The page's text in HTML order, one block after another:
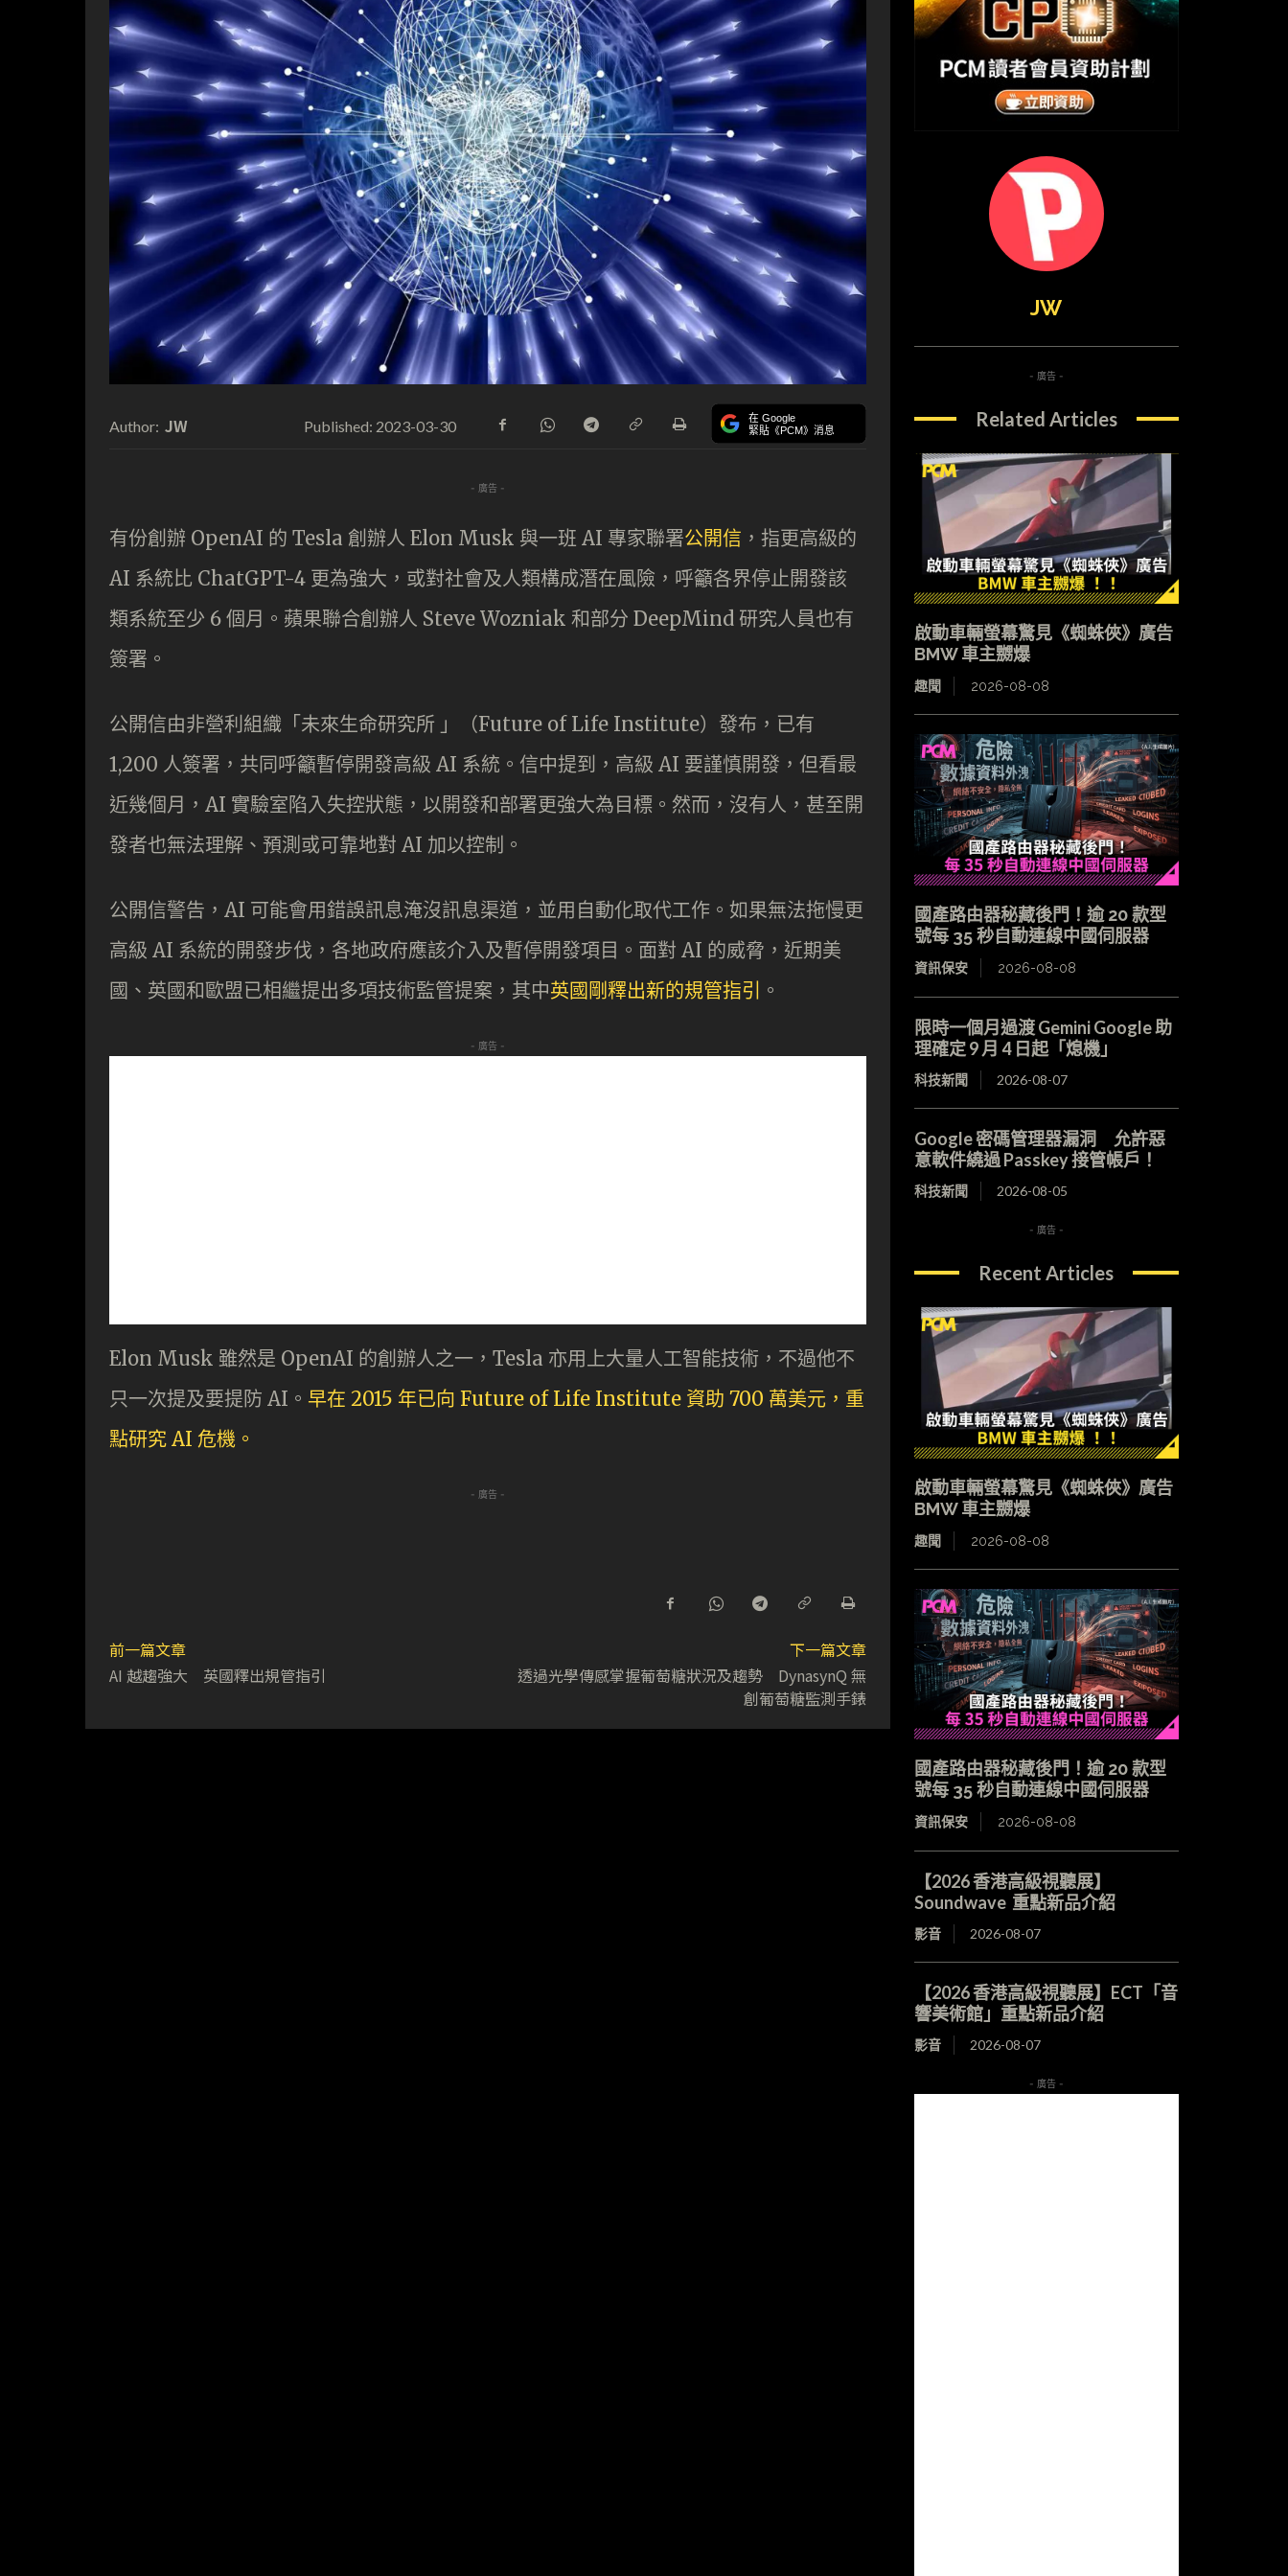
Author: JW Published: 2023-03-30 在 Google
緊貼《PCM》消息
- 廣告 -
有份創辦 OpenAI 的 Tesla 創辦人 Elon Musk 與一班 AI 專家聯署公開信 ，指更高級的
AI 系統比 ChatGPT-4 更為強大，或對社會及人類構成潛在風險，呼籲各界停止開發該
類系統至少 6 個月。蘋果聯合創辦人 Steve Wozniak 和部分 DeepMind 研究人員也有
簽署。
公開信由非營利組織「未來生命研究所 」（Future of Life Institute）發布，已有
1,200 人簽署，共同呼籲暫停開發高級 AI 系統。信中提到，高級 AI 要謹慎開發，但看最
近幾個月，AI 實驗室陷入失控狀態，以開發和部署更強大為目標。然而，沒有人，甚至開
發者也無法理解、預測或可靠地對 AI 加以控制。
公開信警告，AI 可能會用錯誤訊息淹沒訊息渠道，並用自動化取代工作。如果無法拖慢更
高級 AI 系統的開發步伐，各地政府應該介入及暫停開發項目。面對 AI 的威脅，近期美
國、英國和歐盟已相繼提出多項技術監管提案，其中英國剛釋出新的規管指引 。
- 廣告 -
Elon Musk 雖然是 OpenAI 的創辦人之一，Tesla 亦用上大量人工智能技術，不過他不
只一次提及要提防 AI。 早在 2015 年已向 Future of Life Institute 資助 700 萬美元，重
點研究 AI 危機。
- 廣告 -
前一篇文章
AI 越趨強大 英國釋出規管指引
下一篇文章
透過光學傳感掌握葡萄糖狀況及趨勢 DynasynQ 無
創葡萄糖監測手錶
JW
- 廣告 -
Related Articles
啟動車輛螢幕驚見《蜘蛛俠》廣告
BMW 車主嬲爆
趣聞 2026-08-08
國產路由器秘藏後門！逾 20 款型
號每 35 秒自動連線中國伺服器
資訊保安 2026-08-08
限時一個月過渡 Gemini Google 助
理確定 9 月 4 日起「熄機」
科技新聞 2026-08-07
Google 密碼管理器漏洞 允許惡
意軟件繞過 Passkey 接管帳戶！
科技新聞 2026-08-05
- 廣告 -
Recent Articles
啟動車輛螢幕驚見《蜘蛛俠》廣告
BMW 車主嬲爆
趣聞 2026-08-08
國產路由器秘藏後門！逾 20 款型
號每 35 秒自動連線中國伺服器
資訊保安 2026-08-08
【2026 香港高級視聽展】
Soundwave 重點新品介紹
影音 2026-08-07
【2026 香港高級視聽展】ECT「音
響美術館」重點新品介紹
影音 2026-08-07
- 廣告 -